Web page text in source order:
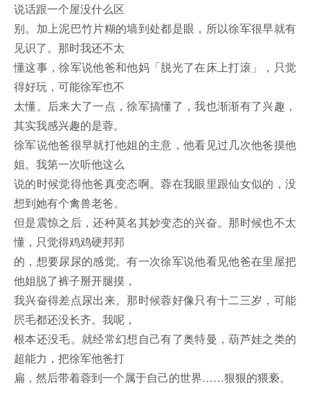
说话跟一个屋没什么区
别。加上泥巴竹片糊的墙到处都是眼，所以徐军很早就有
见识了。那时我还不太
懂这事，徐军说他爸和他妈「脱光了在床上打滚」，只觉
得好玩，可能徐军也不
太懂。后来大了一点，徐军搞懂了，我也渐渐有了兴趣，
其实我感兴趣的是蓉。
徐军说他爸很早就打他姐的主意，他看见过几次他爸摸他
姐。我第一次听他这么
说的时候觉得他爸真变态啊。蓉在我眼里跟仙女似的，没
想到她有个禽兽老爸。
但是震惊之后，还种莫名其妙变态的兴奋。那时候也不太
懂，只觉得鸡鸡硬邦邦
的，想要尿尿的感觉。有一次徐军说他看见他爸在里屋把
他姐脱了裤子掰开腿摸，
我兴奋得差点尿出来。那时候蓉好像只有十二三岁，可能
屄毛都还没长齐。我呢，
根本还没毛。就经常幻想自己有了奥特曼，葫芦娃之类的
超能力，把徐军他爸打
扁，然后带着蓉到一个属于自己的世界……狠狠的猥亵。